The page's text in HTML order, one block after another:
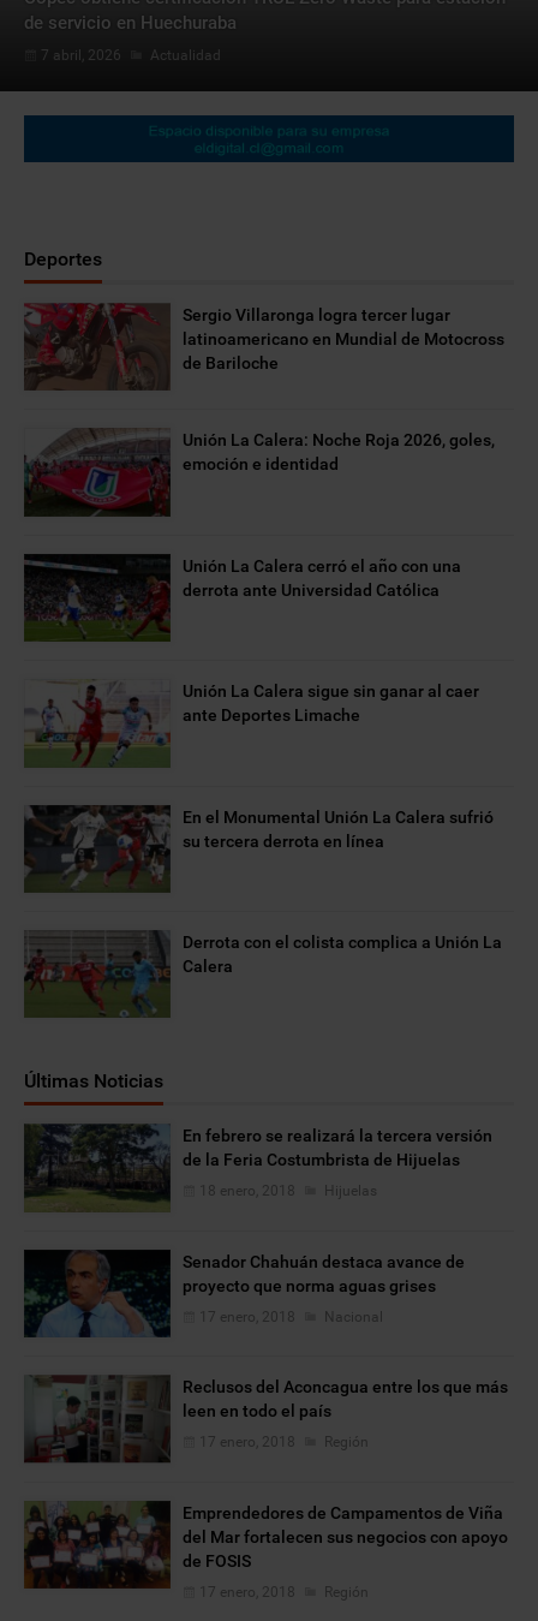
de servicio en Huechuraba
7 abril, 2026 Actualidad
Iniciativa «Conecta» busca integrar a mujeres cuidadoras al
mercado laboral con empleos remotos y flexibles
6 abril, 2026
Deportes
Sergio Villaronga logra tercer lugar
latinoamericano en Mundial de Motocross
de Bariloche
Unión La Calera: Noche Roja 2026, goles,
emoción e identidad
Unión La Calera cerró el año con una
derrota ante Universidad Católica
Unión La Calera sigue sin ganar al caer
ante Deportes Limache
En el Monumental Unión La Calera sufrió
su tercera derrota en línea
Derrota con el colista complica a Unión La
Calera
Últimas Noticias
En febrero se realizará la tercera versión
de la Feria Costumbrista de Hijuelas
18 enero, 2018 Hijuelas
Senador Chahuán destaca avance de
proyecto que norma aguas grises
17 enero, 2018 Nacional
Reclusos del Aconcagua entre los que más
leen en todo el país
17 enero, 2018 Región
Emprendedores de Campamentos de Viña
del Mar fortalecen sus negocios con apoyo
de FOSIS
17 enero, 2018 Región